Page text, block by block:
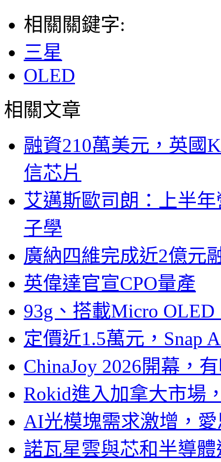
相關關鍵字:
三星
OLED
相關文章
融資210萬美元，英國
信芯片
艾邁斯歐司朗：上半
子學
廣納四維完成近2億元
英偉達官宣CPO量產
93g、搭載Micro
定價近1.5萬元，Snap
ChinaJoy 2026開幕，
Rokid進入加拿大市場
AI光模塊需求激增，
諾瓦星雲與芯和半導